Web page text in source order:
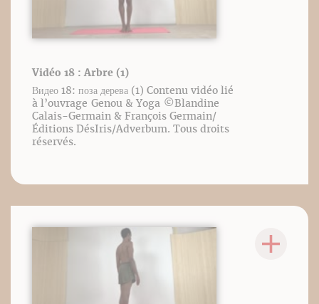
Vidéo 18 : Arbre (1)
Видео 18: поза дерева (1) Contenu vidéo lié
à l’ouvrage Genou & Yoga ©️Blandine
Calais-Germain & François Germain/
Éditions DésIris/Adverbum. Tous droits
réservés.